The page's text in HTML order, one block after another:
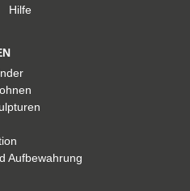
Hilfe
Aufbewahrung